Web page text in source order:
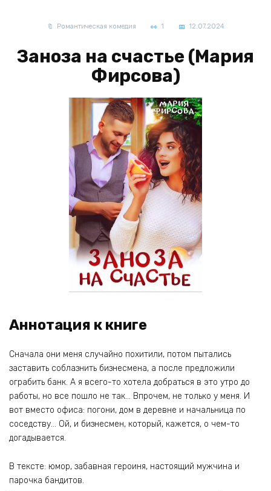
Романтическая комедия 1 12.07.2024
Заноза на счастье (Мария
Фирсова)
Аннотация к книге
Сначала они меня случайно похитили, потом пытались
заставить соблазнить бизнесмена, а после предложили
ограбить банк. А я всего-то хотела добраться в это утро до
работы, но все пошло не так… Впрочем, не только у меня. И
вот вместо офиса: погони, дом в деревне и начальница по
соседству… Ой, и бизнесмен, который, кажется, о чем-то
догадывается.
В тексте: юмор, забавная героиня, настоящий мужчина и
парочка бандитов.